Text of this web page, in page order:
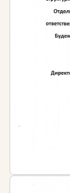
Вы
об основах: